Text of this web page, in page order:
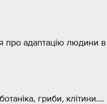
про адаптацію людини
гриби, клітини....